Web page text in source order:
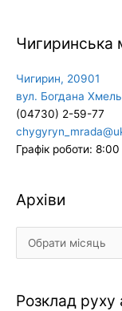
Чигиринська
Чигирин, 20901
вул. Богдана
(04730) 2-59-77
Графік роботи:
Архіви
Архіви
Розклад руху